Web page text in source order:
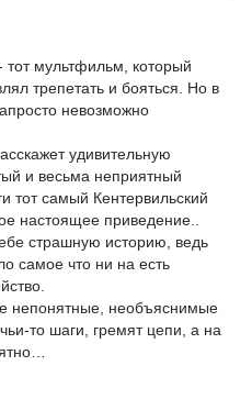
тот мультфильм, который
трепетать и бояться. Но в
невозможно
удивительную
и весьма неприятный
тот самый Кентервильский
настоящее приведение..
страшную историю, ведь
самое что ни на есть
непонятные, необъяснимые
то шаги, гремят цепи, а на